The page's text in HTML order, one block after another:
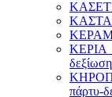
ΚΕΡΙΑ
πάρτυ-